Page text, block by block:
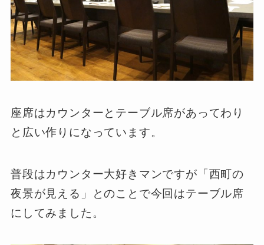
座席はカウンターとテーブル席があってわり
と広い作りになっています。
普段はカウンター大好きマンですが「西町の
夜景が見える」とのことで今回はテーブル席
にしてみました。